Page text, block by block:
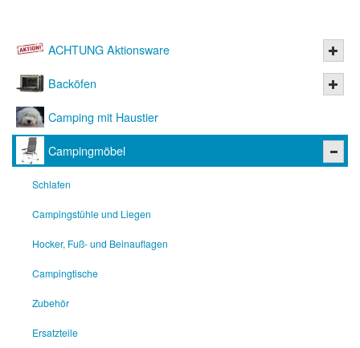
ACHTUNG Aktionsware
Backöfen
Camping mit Haustier
Campingmöbel
Schlafen
Campingstühle und Liegen
Hocker, Fuß- und Beinauflagen
Campingtische
Zubehör
Ersatzteile